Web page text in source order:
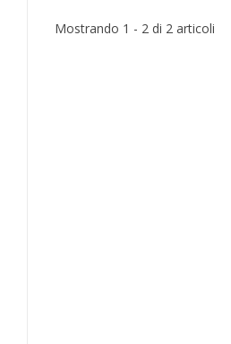
Mostrando 1 - 2 di 2 articoli